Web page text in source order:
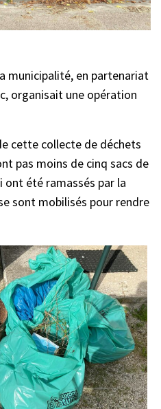
municipalité, en partenariat
organisait une opération
cette collecte de déchets
pas moins de cinq sacs de
été ramassés par la
sont mobilisés pour rendre